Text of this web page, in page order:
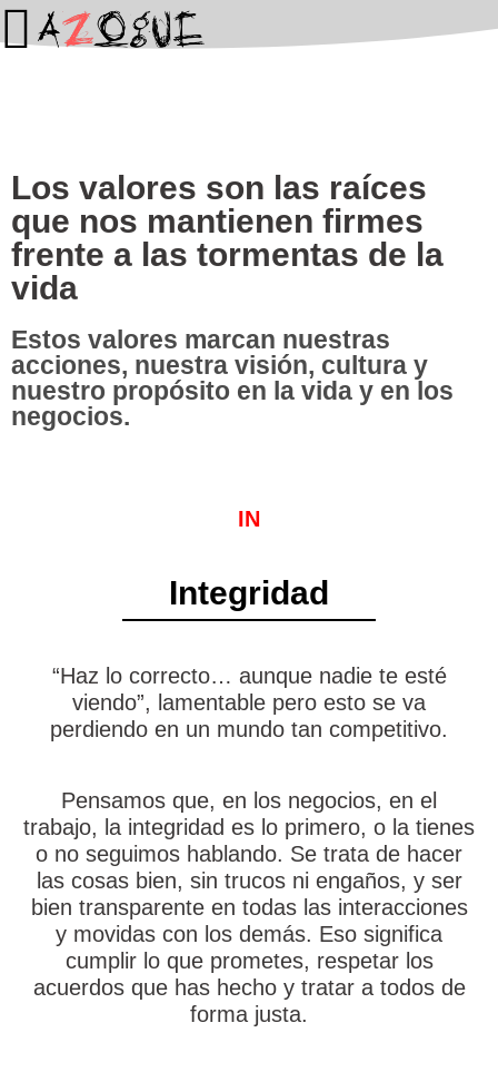
Los valores son las raíces
que nos mantienen firmes
frente a las tormentas de la
vida
Estos valores marcan nuestras
acciones, nuestra visión, cultura y
nuestro propósito en la vida y en los
negocios.
IN
Integridad
“Haz lo correcto… aunque nadie te esté
viendo”, lamentable pero esto se va
perdiendo en un mundo tan competitivo.
Pensamos que, en los negocios, en el
trabajo, la integridad es lo primero, o la tienes
o no seguimos hablando. Se trata de hacer
las cosas bien, sin trucos ni engaños, y ser
bien transparente en todas las interacciones
y movidas con los demás. Eso significa
cumplir lo que prometes, respetar los
acuerdos que has hecho y tratar a todos de
forma justa.